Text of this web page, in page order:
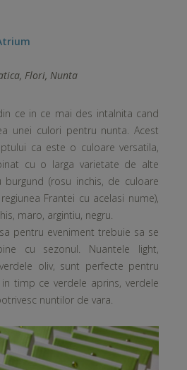
, Flori, Nunta
ce in ce mai des intalnita cand
unei culori pentru nunta. Acest
ca este o culoare versatila,
cu o larga varietate de alte
(rosu inchis, de culoare
Frantei cu acelasi nume),
maro, argintiu, negru.
pentru eveniment trebuie sa se
cu sezonul. Nuantele light,
oliv, sunt perfecte pentru
timp ce verdele aprins, verdele
nuntilor de vara.